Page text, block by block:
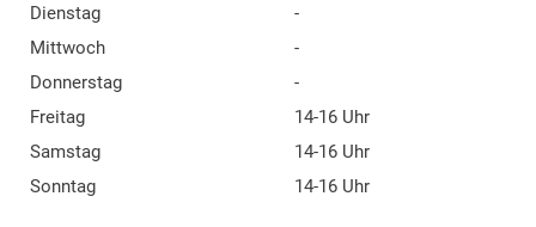
Dienstag
-
Mittwoch
-
Donnerstag
-
Freitag
14-16 Uhr
Samstag
14-16 Uhr
Sonntag
14-16 Uhr